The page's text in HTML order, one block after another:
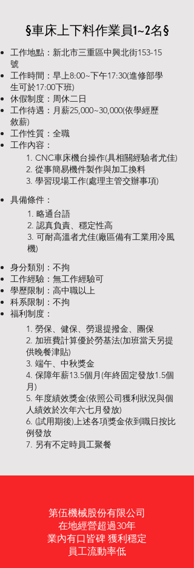
§車床上下料作業員1~2名§
​工作地點：新北市三重區中興北街153-15
號
工作時間：早上8:00~下午17:30(進修部學
生可於17:00下班)
休假制度：周休二日
工作待遇：月薪25,000~30,000(依學經歷
敘薪)
工作性質：全職
工作內容：
1. CNC車床機台操作(具相關經驗者尤佳)
2. 從事簡易機件製作與加工換料
3. 學習現場工作(處理主管交辦事項)
具備條件：
1. 略通台語
2. 認真負責、穩定性高
3. 可耐高溫者尤佳(廠區備有工業用冷風
機)
身分類別：不拘
工作經驗：無工作經驗可
學歷限制：高中職以上
科系限制：不拘
福利制度：
1. 勞保、健保、勞退提撥金、團保
2. 加班費計算優於勞基法(加班當天另提
供晚餐津貼)
3. 端午、中秋獎金
4. 保障年薪13.5個月(年終固定發放1.5個
月)
5. 年度績效獎金(依照公司獲利狀況與個
人績效於次年六七月發放)
6. (試用期後)上述各項獎金依到職日按比
例發放
7. 另有不定時員工聚餐
第伍機械股份有限公司
在地經營超過30年
業內有口皆碑 獲利穩定
員工流動率低